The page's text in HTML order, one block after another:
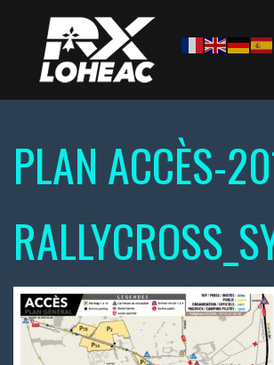
PLAN ACCÈS-